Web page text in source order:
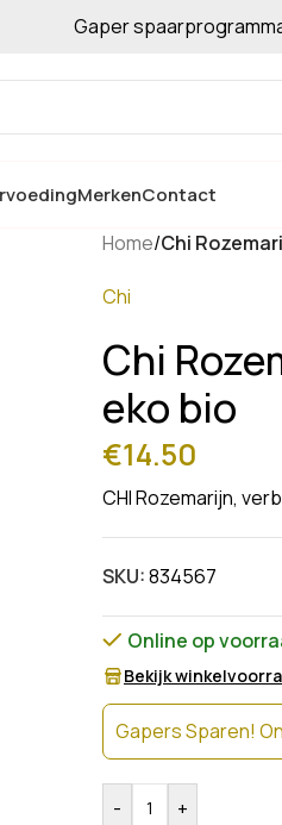
in de winkelGaper
MerkenContact
Home/Chi
Chi
Chi
eko bio
€14.50
CHI Rozemarijn,
SKU:834567
Online op
Bekijk
Gapers Sparen!
- +